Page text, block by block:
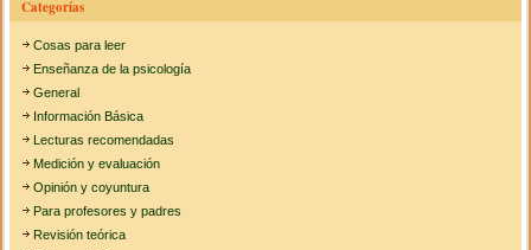
Categorías
Cosas para leer
Enseñanza de la psicología
General
Información Básica
Lecturas recomendadas
Medición y evaluación
Opinión y coyuntura
Para profesores y padres
Revisión teórica